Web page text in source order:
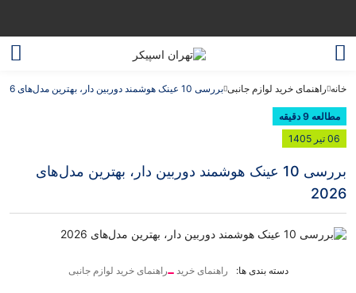
خانه راهنمای خرید لوازم جانبی بررسی 10 عینک هوشمند دوربین دار، بهترین مدل‌های 2026
مطالعه 9 دقیقه
06 تیر 1405
بررسی 10 عینک هوشمند دوربین دار، بهترین مدل‌های
2026
دسته بندی ها: راهنمای خرید راهنمای خرید لوازم جانبی